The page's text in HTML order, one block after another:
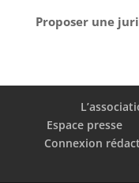
Proposer une
Espace presse
Connexion